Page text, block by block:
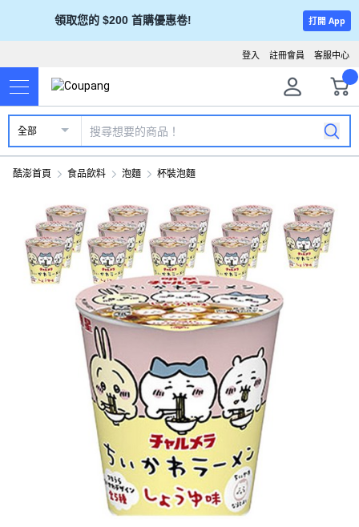
領取您的 $200 首購優惠卷! 打開 App
客服中心
註冊會員
登入
全部
酷澎首頁 食品飲料 泡麵 杯裝泡麵